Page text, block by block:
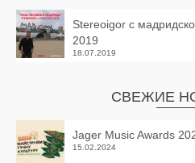
Stereoigor с
2019
18.07.2019
СВЕЖИЕ
Jager Music Awards
15.02.2024